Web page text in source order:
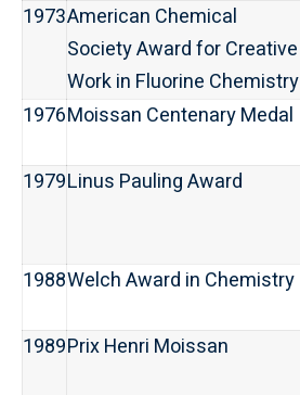
1973American Chemical
Society Award for Creative
Work in Fluorine Chemistry
1976Moissan Centenary Medal
1979Linus Pauling Award
1988Welch Award in Chemistry
1989Prix Henri Moissan